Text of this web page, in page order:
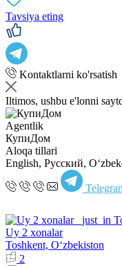
Tavsiya eting
Kontaktlarni ko'rsatish
Iltimos, ushbu e'lonni
Agentlik
КупиДом
Aloqa tillari
English, Русский,
Uy 2 xonalar
Toshkent, Oʻzbekiston
2